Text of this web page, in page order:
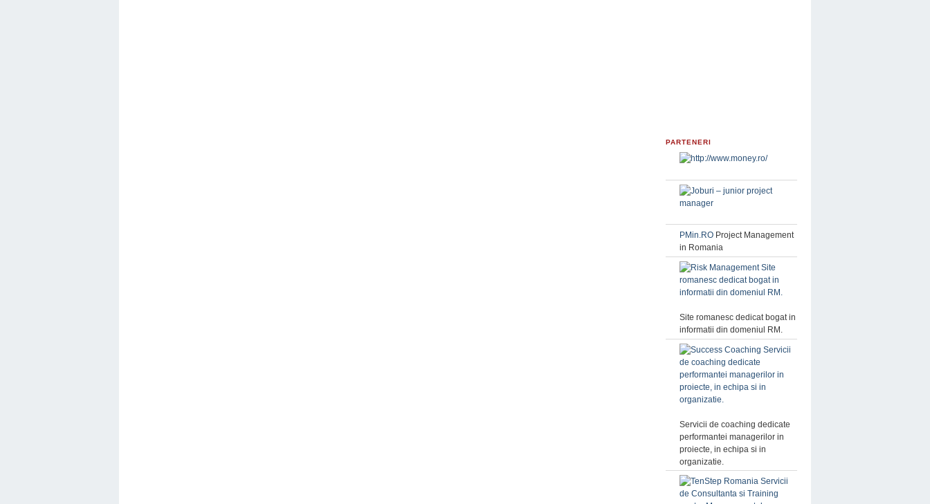
PARTENERI
PMin.RO Project Management
in Romania
Site romanesc dedicat bogat in
informatii din domeniul RM.
Servicii de coaching dedicate
performantei managerilor in
proiecte, in echipa si in
organizatie.